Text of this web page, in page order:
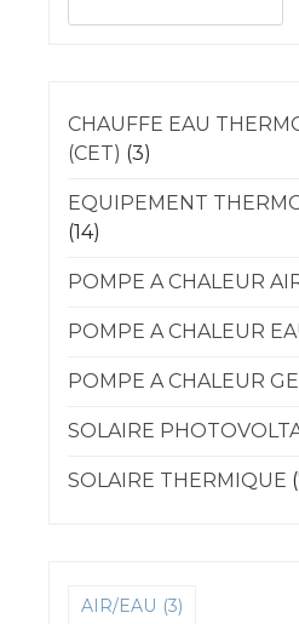
CHAUFFE EAU
(CET) (3)
EQUIPEMENT
(14)
POMPE A CHALEUR
POMPE A CHALEUR
POMPE A CHALEUR
SOLAIRE
SOLAIRE THERMIQUE
AIR/EAU (3)